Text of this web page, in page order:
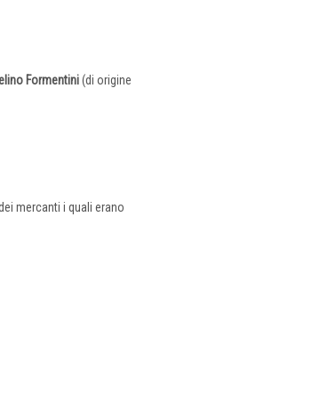
Formentini(di origine
mercanti i quali erano